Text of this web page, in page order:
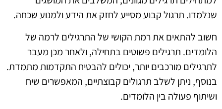
שנלמדו. תרגול קבוע מסייע לחזק את הידע ולמנוע שכחה.
חשוב להתאים את רמת הקושי של התרגילים לרמה של
הלומדים. תרגילים פשוטים בתחילה, ולאחר מכן מעבר
לתרגילים מורכבים יותר, יכולים להבטיח התקדמות מתמדת.
בנוסף, ניתן לשלב תרגולים קבוצתיים, המאפשרים שיח
ושיתוף פעולה בין הלומדים.